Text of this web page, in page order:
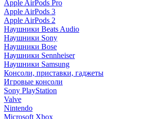
Apple AirPods Pro
Apple AirPods 3
Apple AirPods 2
Наушники Beats Audio
Наушники Sony
Наушники Bose
Наушники Sennheiser
Наушники Samsung
Консоли, приставки, гаджеты
Игровые консоли
Sony PlayStation
Valve
Nintendo
Microsoft Xbox